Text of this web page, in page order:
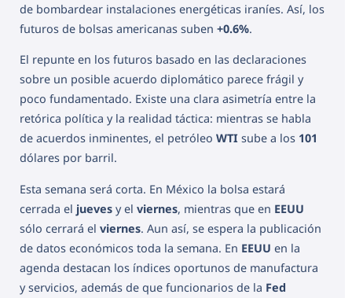
de bombardear instalaciones energéticas iraníes. Así, los
futuros de bolsas americanas suben +0.6%.
El repunte en los futuros basado en las declaraciones
sobre un posible acuerdo diplomático parece frágil y
poco fundamentado. Existe una clara asimetría entre la
retórica política y la realidad táctica: mientras se habla
de acuerdos inminentes, el petróleo WTI sube a los 101
dólares por barril.
Esta semana será corta. En México la bolsa estará
cerrada el jueves y el viernes, mientras que en EEUU
sólo cerrará el viernes. Aun así, se espera la publicación
de datos económicos toda la semana. En EEUU en la
agenda destacan los índices oportunos de manufactura
y servicios, además de que funcionarios de la Fed